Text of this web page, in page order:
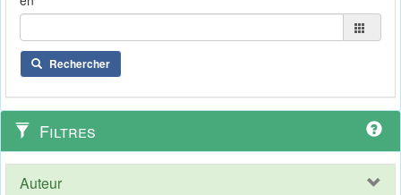
Rechercher
Filtres
Auteur